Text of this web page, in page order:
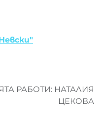
РАБОТИ: НАТАЛИЯ
ЦЕКОВА